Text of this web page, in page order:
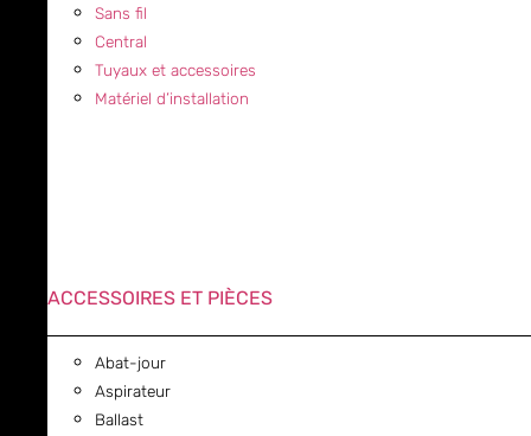
Sans fil
Central
Tuyaux et accessoires
Matériel d’installation
ACCESSOIRES ET PIÈCES
Abat-jour
Aspirateur
Ballast